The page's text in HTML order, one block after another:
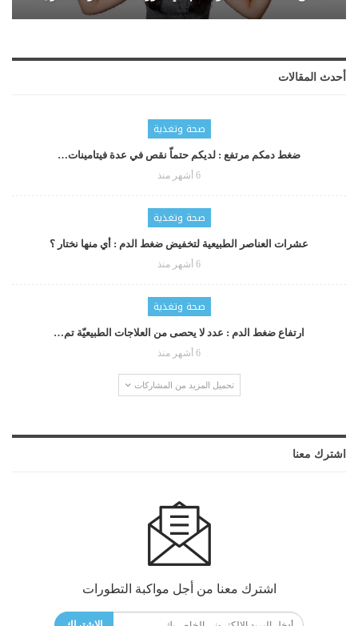
أحدث المقالات
صحة وتغذية
ضغط دمكم مرتفع : لديكم حتماّ نقص في عدة فيتامينات…
6 أشهر منذ
صحة وتغذية
عشرات العناصر الطبيعية لتخفيض ضغط الدم : أي منها نختار ؟
6 أشهر منذ
صحة وتغذية
ارتفاع ضغط الدم : عدد لا يحصى من العلاجات الطبيعيّة تم…
6 أشهر منذ
تحميل المزيد من المشاركات
اشترك معنا
اشترك معنا من أجل مواكبة التطورات